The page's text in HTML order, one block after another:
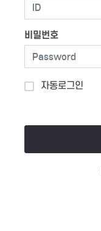
비밀번호
자동로그인